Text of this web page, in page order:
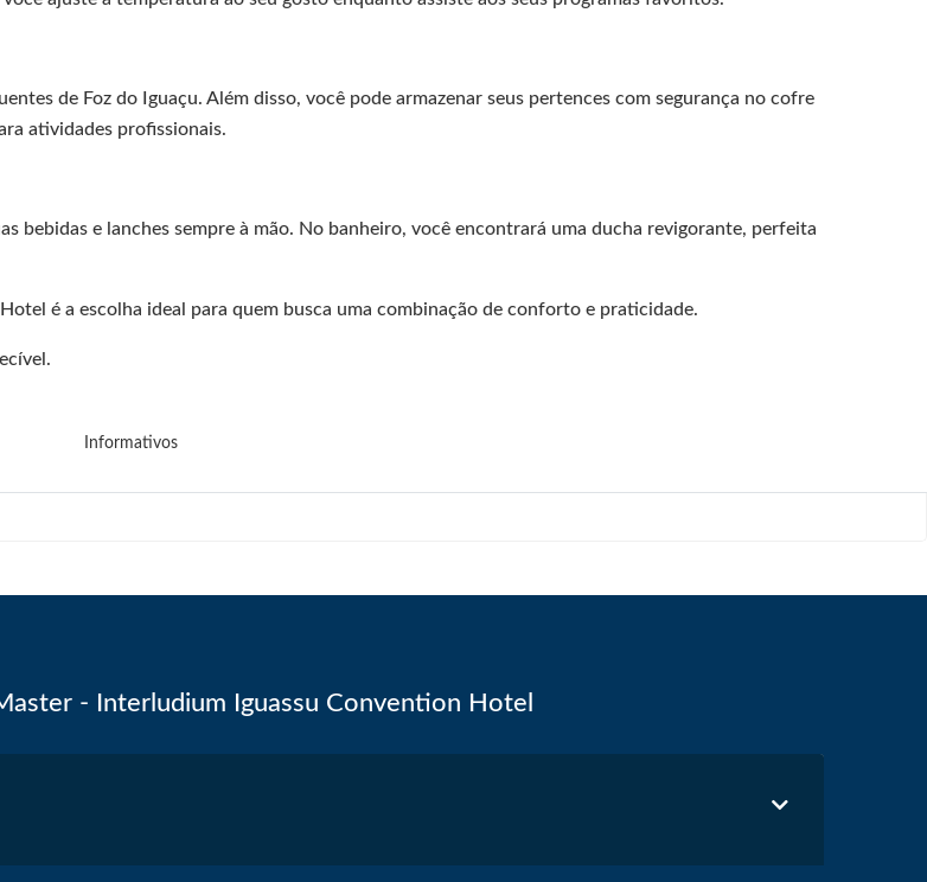
de Foz do Iguaçu. Além disso, você pode armazenar seus pertences com segurança no cofre
atividades profissionais.
bebidas e lanches sempre à mão. No banheiro, você encontrará uma ducha revigorante, perfeita
é a escolha ideal para quem busca uma combinação de conforto e praticidade.
Informativos
- Interludium Iguassu Convention Hotel